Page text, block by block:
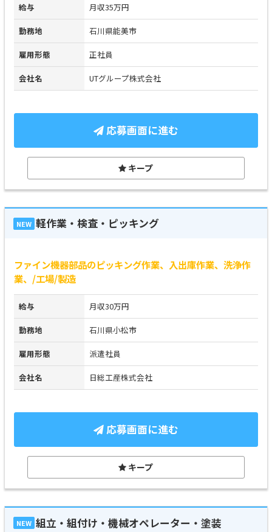
給与 月収35万円
勤務地 石川県能美市
雇用形態 正社員
会社名 UTグループ株式会社
応募画面に進む
キープ
NEW 軽作業・検査・ピッキング
ファイン機器部品のピッキング作業、入出庫作業、洗浄作
業、/工場/製造
給与 月収30万円
勤務地 石川県小松市
雇用形態 派遣社員
会社名 日総工産株式会社
応募画面に進む
キープ
NEW 組立・組付け・機械オペレーター・塗装